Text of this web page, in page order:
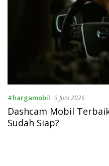
#hargamobil 3 Juni 2026
Dashcam Mobil
Sudah Siap?